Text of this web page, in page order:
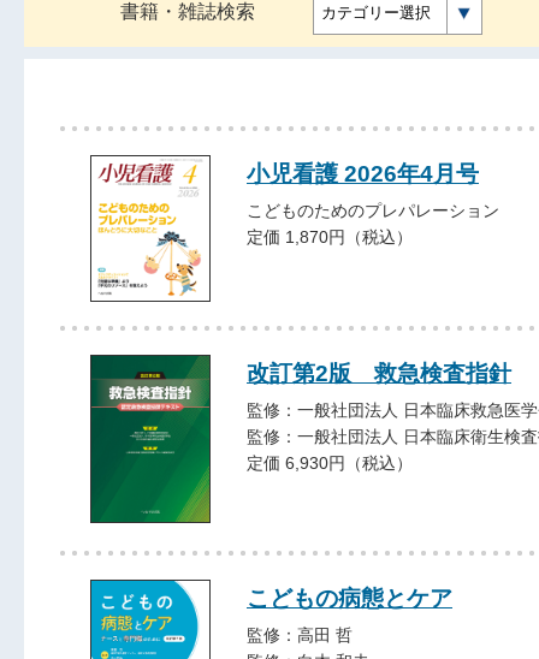
書籍・雑誌検索 カテゴリー選択
小児看護 2026年4月号
こどものためのプレパレーション
定価 1,870円（税込）
改訂第2版 救急検査指針
監修：一般社団法人 日本臨床救急医
監修：一般社団法人 日本臨床衛生検
定価 6,930円（税込）
こどもの病態とケア
監修：高田 哲